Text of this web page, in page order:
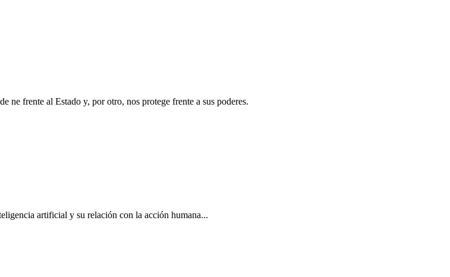
ne frente al Estado y, por otro, nos protege frente a sus poderes.
artificial y su relación con la acción humana...